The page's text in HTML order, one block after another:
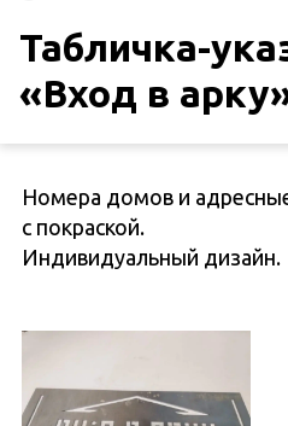
Табличка-
«Вход в
Номера домов и
с покраской.
Индивидуальный дизайн.